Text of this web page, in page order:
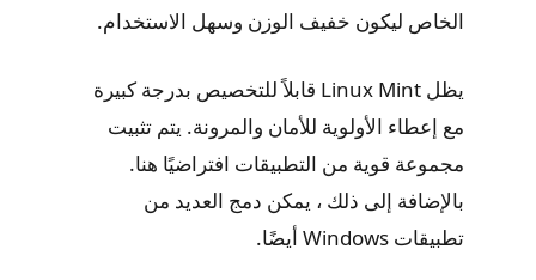
الخاص ليكون خفيف الوزن وسهل الاستخدام.
يظل Linux Mint قابلاً للتخصيص بدرجة كبيرة
مع إعطاء الأولوية للأمان والمرونة. يتم تثبيت
مجموعة قوية من التطبيقات افتراضيًا هنا.
بالإضافة إلى ذلك ، يمكن دمج العديد من
تطبيقات Windows أيضًا.